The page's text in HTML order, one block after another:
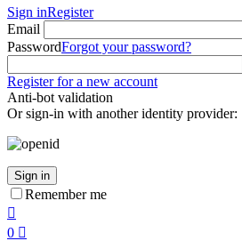
Sign inRegister
Email
PasswordForgot your password?
Register for a new account
Anti-bot validation
Or sign-in with another identity provider:
Sign in
Remember me

0 